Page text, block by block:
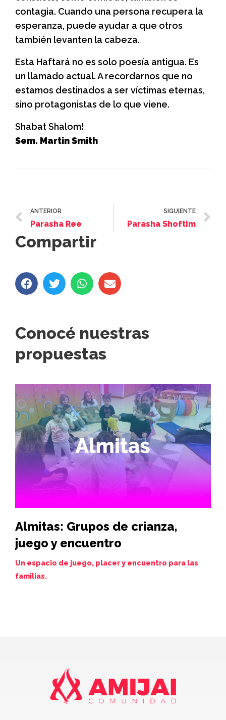
contagia. Cuando una persona recupera la
esperanza, puede ayudar a que otros
también levanten la cabeza.
Esta Haftará no es solo poesía antigua. Es
un llamado actual. A recordarnos que no
estamos destinados a ser víctimas eternas,
sino protagonistas de lo que viene.
Shabat Shalom!
Sem. Martin Smith
ANTERIOR
Parasha Ree
SIGUIENTE
Parasha Shoftim
Compartir
Conocé nuestras
propuestas
Almitas: Grupos de crianza,
juego y encuentro
Un espacio de juego, placer y encuentro para las
familias.